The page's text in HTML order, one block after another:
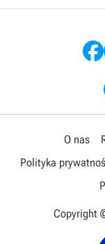
O nas
Polityka
Copyright